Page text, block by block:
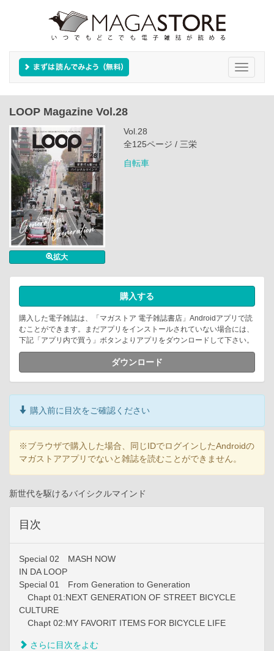
Toggle
LOOP Magazine Vol.28
拡大
Vol.28
全125ページ / 三栄
自転車
購入する
購入した電子雑誌は、「マガストア 電子雑誌書店」Androidアプリで読
むことができます。まだアプリをインストールされていない場合には、
下記「アプリ内で買う」ボタンよりアプリをダウンロードして下さい。
ダウンロード
購入前に目次をご確認ください
※ブラウザで購入した場合、同じIDでログインしたAndroidの
マガストアアプリでないと雑誌を読むことができません。
新世代を駆けるバイシクルマインド
目次
Special 02 MASH NOW
IN DA LOOP
Special 01 From Generation to Generation
Chapt 01:NEXT GENERATION OF STREET BICYCLE
CULTURE
Chapt 02:MY FAVORIT ITEMS FOR BICYCLE LIFE
さらに目次をよむ